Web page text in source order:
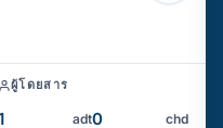
ผู้โดยสาร
adt chd